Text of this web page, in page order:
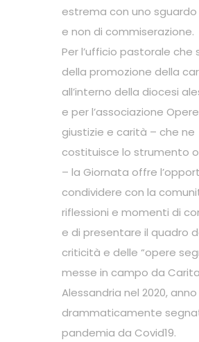
estrema con uno sguardo
e non di commiserazione.
Per l’ufficio pastorale che
della promozione della
all’interno della diocesi
e per l’associazione
giustizie e carità – che ne
costituisce lo strumento
– la Giornata offre
condividere con la
riflessioni e momenti di
e di presentare il quadro
criticità e delle “opere
messe in campo da
Alessandria nel 2020, anno
drammaticamente
pandemia da Covid19.